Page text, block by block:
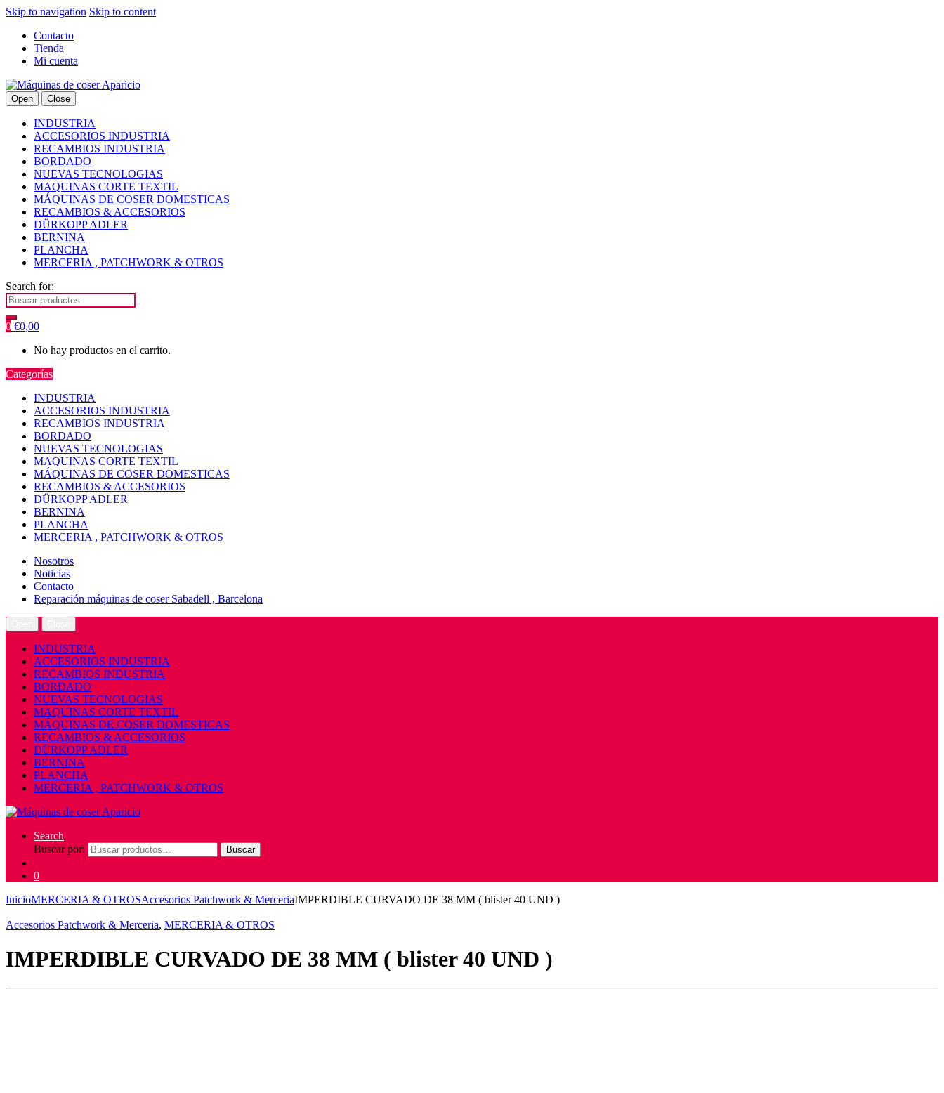
Skip to navigation Skip to content
Contacto
Tienda
Mi cuenta
Open Close
INDUSTRIA
ACCESORIOS INDUSTRIA
RECAMBIOS INDUSTRIA
BORDADO
NUEVAS TECNOLOGIAS
MAQUINAS CORTE TEXTIL
MÁQUINAS DE COSER DOMESTICAS
RECAMBIOS & ACCESORIOS
DÜRKOPP ADLER
BERNINA
PLANCHA
MERCERIA , PATCHWORK & OTROS
Search for:
0 €0,00
No hay productos en el carrito.
Categorías
INDUSTRIA
ACCESORIOS INDUSTRIA
RECAMBIOS INDUSTRIA
BORDADO
NUEVAS TECNOLOGIAS
MAQUINAS CORTE TEXTIL
MÁQUINAS DE COSER DOMESTICAS
RECAMBIOS & ACCESORIOS
DÜRKOPP ADLER
BERNINA
PLANCHA
MERCERIA , PATCHWORK & OTROS
Nosotros
Noticias
Contacto
Reparación máquinas de coser Sabadell , Barcelona
INDUSTRIA
ACCESORIOS INDUSTRIA
RECAMBIOS INDUSTRIA
BORDADO
NUEVAS TECNOLOGIAS
MAQUINAS CORTE TEXTIL
MÁQUINAS DE COSER DOMESTICAS
RECAMBIOS & ACCESORIOS
DÜRKOPP ADLER
BERNINA
PLANCHA
MERCERIA , PATCHWORK & OTROS
Search
Buscar por:
Buscar
0
InicioMERCERIA & OTROSAccesorios Patchwork & MerceriaIMPERDIBLE CURVADO DE 38 MM ( blister 40 UND )
Accesorios Patchwork & Merceria, MERCERIA & OTROS
IMPERDIBLE CURVADO DE 38 MM ( blister 40 UND )